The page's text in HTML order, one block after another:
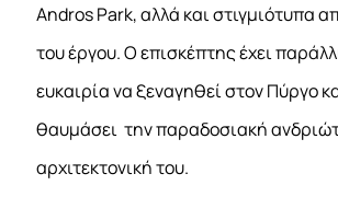
Andros Park, αλλά και στιγμιότυπα
του έργου. Ο επισκέπτης έχει
ευκαιρία να ξεναγηθεί στον Πύργο
θαυμάσει την παραδοσιακή
αρχιτεκτονική του.